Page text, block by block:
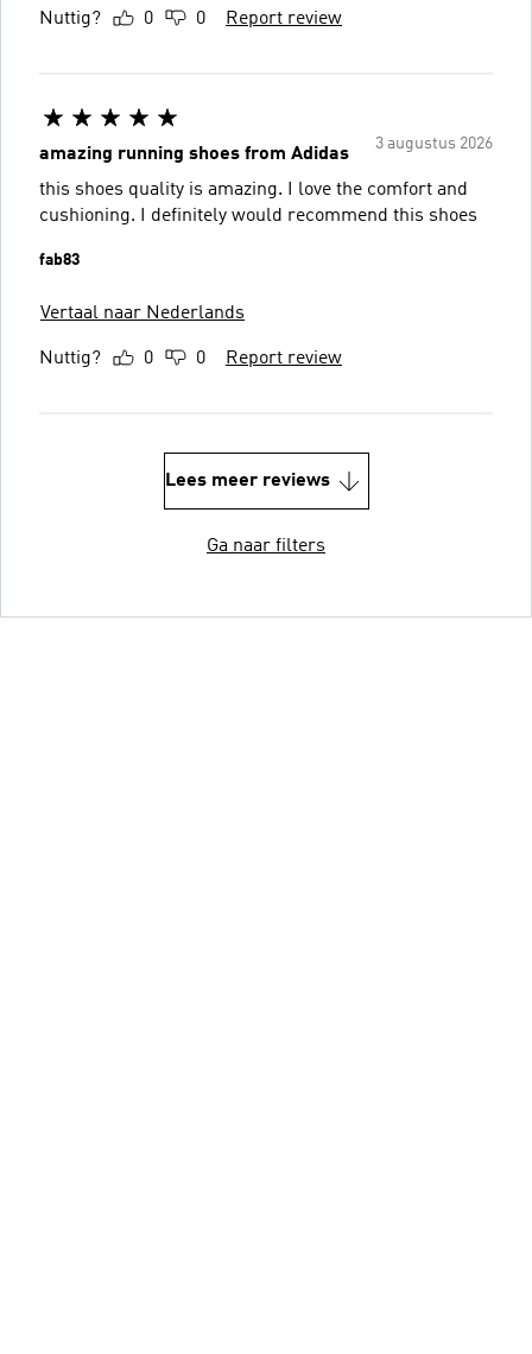
Nuttig? 0 0 Report review
3 augustus 2026
amazing running shoes from Adidas
this shoes quality is amazing. I love the comfort and
cushioning. I definitely would recommend this shoes
fab83
Vertaal naar Nederlands
Nuttig? 0 0 Report review
Lees meer reviews
Ga naar filters